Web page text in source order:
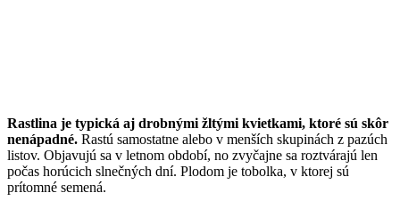
Rastlina je typická aj drobnými žltými kvietkami, ktoré sú skôr
nenápadné. Rastú samostatne alebo v menších skupinách z pazúch
listov. Objavujú sa v letnom období, no zvyčajne sa roztvárajú len
počas horúcich slnečných dní. Plodom je tobolka, v ktorej sú
prítomné semená.